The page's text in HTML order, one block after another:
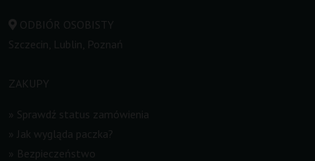
ODBIÓR OSOBISTY
Szczecin, Lublin, Poznań
ZAKUPY
Sprawdź status zamówienia
Jak wygląda paczka?
Bezpieczeństwo